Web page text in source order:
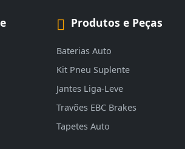
Produtos e Peças
Baterias Auto
Kit Pneu Suplente
Jantes Liga-Leve
Travões EBC Brakes
Tapetes Auto